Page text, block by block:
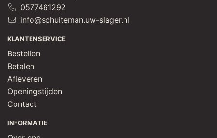
0577461292
info@schuiteman.uw-slager.nl
KLANTENSERVICE
Bestellen
Betalen
Afleveren
Openingstijden
Contact
INFORMATIE